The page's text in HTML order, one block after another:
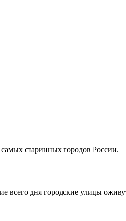
самых старинных городов России.
дня городские улицы